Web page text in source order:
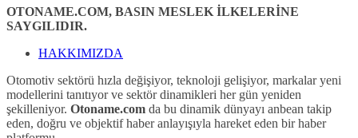
OTONAME.COM, BASIN MESLEK İLKELERİNE
SAYGILIDIR.
HAKKIMIZDA
Otomotiv sektörü hızla değişiyor, teknoloji gelişiyor, markalar yeni
modellerini tanıtıyor ve sektör dinamikleri her gün yeniden
şekilleniyor. Otoname.com da bu dinamik dünyayı anbean takip
eden, doğru ve objektif haber anlayışıyla hareket eden bir haber